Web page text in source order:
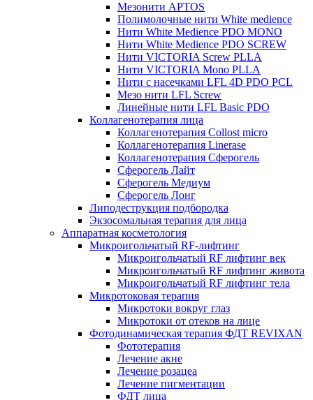
Мезонити APTOS
Полимолочные нити White medience
Нити White Medience PDO MONO
Нити White Medience PDO SCREW
Нити VICTORIA Screw PLLA
Нити VICTORIA Mono PLLA
Нити с насечками LFL 4D PDO PCL
Мезо нити LFL Screw
Линейные нити LFL Basic PDO
Коллагенотерапия лица
Коллагенотерапия Collost micro
Коллагенотерапия Linerase
Коллагенотерапия Сферогель
Сферогель Лайт
Сферогель Медиум
Сферогель Лонг
Липодеструкция подбородка
Экзосомальная терапия для лица
Аппаратная косметология
Микроигольчатый RF-лифтинг
Микроигольчатый RF лифтинг век
Микроигольчатый RF лифтинг живота
Микроигольчатый RF лифтинг тела
Микротоковая терапия
Микротоки вокруг глаз
Микротоки от отеков на лице
Фотодинамическая терапия ФДТ REVIXAN
Фототерапия
Лечение акне
Лечение розацеа
Лечение пигментации
ФДТ лица